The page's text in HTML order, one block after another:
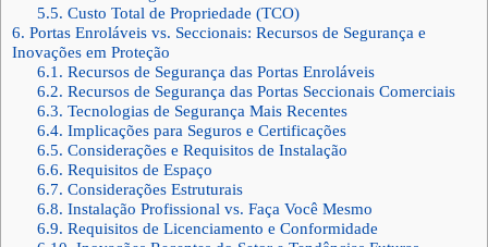
5.5. Custo Total de Propriedade (TCO)
6. Portas Enroláveis vs. Seccionais: Recursos de Segurança e
Inovações em Proteção
6.1. Recursos de Segurança das Portas Enroláveis
6.2. Recursos de Segurança das Portas Seccionais Comerciais
6.3. Tecnologias de Segurança Mais Recentes
6.4. Implicações para Seguros e Certificações
6.5. Considerações e Requisitos de Instalação
6.6. Requisitos de Espaço
6.7. Considerações Estruturais
6.8. Instalação Profissional vs. Faça Você Mesmo
6.9. Requisitos de Licenciamento e Conformidade